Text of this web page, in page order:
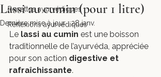
Recettes ayurvédiques
Réflexions ayurvédiques
Lassi au cumin (pour 1 litre)
Dernière mise à jour :28 janv.
Le lassi au cumin est une boisson
traditionnelle de l’ayurvéda, appréciée
pour son action digestive et
rafraîchissante.